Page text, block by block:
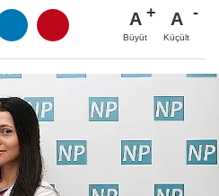
A
Büyüt
A
Küçült